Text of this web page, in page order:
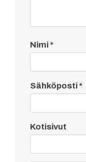
Nimi*
Sähköposti*
Kotisivut